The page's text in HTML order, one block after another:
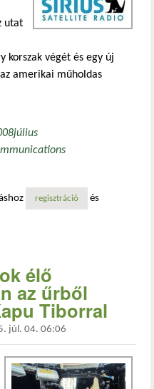
utat
korszak végét és egy új
amerikai műholdas
július
és az xm műholdas rádiók
regisztráció és
élő
az űrből
Tiborral
júl. 04. 06:06